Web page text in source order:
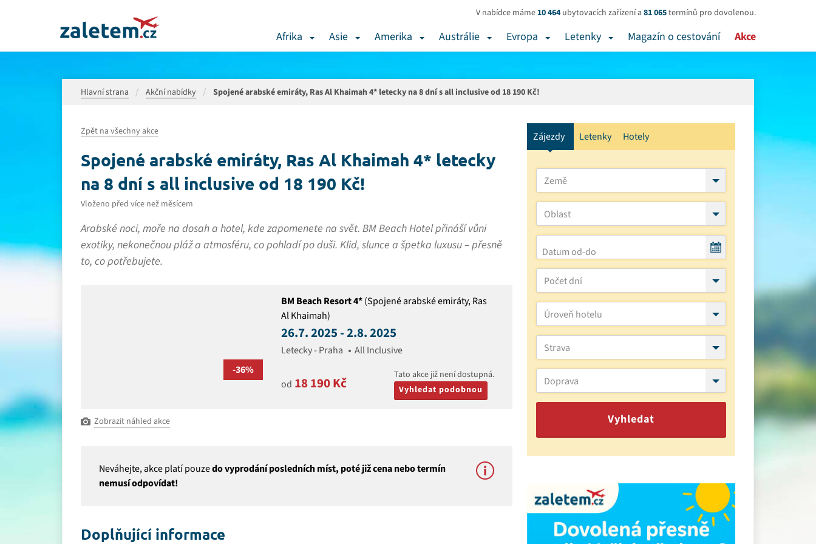
V nabídce máme 10 464 ubytovacích zařízení a 81 065termínů pro dovolenou.
Afrika Asie Amerika Austrálie Evropa Letenky Magazín o cestování Akce
Hlavní strana Akční nabídky Spojené arabské emiráty, Ras Al Khaimah 4* letecky na 8 dní s all inclusive od 18 190 Kč!
Zpět na všechny akce
Spojené arabské emiráty, Ras Al Khaimah 4* letecky
na 8 dní s all inclusive od 18 190 Kč!
Vloženo před více než měsícem
Arabské noci, moře na dosah a hotel, kde zapomenete na svět. BM Beach Hotel přináší vůni
exotiky, nekonečnou pláž a atmosféru, co pohladí po duši. Klid, slunce a špetka luxusu – přesně
to, co potřebujete.
-36%
BM Beach Resort 4*(Spojené arabské emiráty, Ras
Al Khaimah)
26.7. 2025 - 2.8. 2025
Letecky - Praha All Inclusive
od 18 190 Kč
Tato akce již není dostupná.
Vyhledat podobnou
Zobrazit náhled akce
Neváhejte, akce platí pouzedo vyprodání posledních míst, poté již cena nebo termín
nemusí odpovídat!
Doplňující informace
Zájezdy Letenky Hotely
Země
Oblast
Počet dní
Úroveň hotelu
Strava
Doprava
Vyhledat